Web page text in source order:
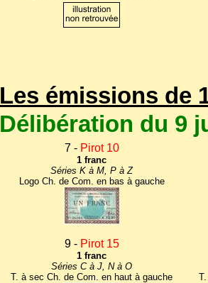
Les émissions de
Délibération du 9
7 - Pirot 10
1 franc
Séries K à M, P à Z
Logo Ch. de Com. en bas à gauche
9 - Pirot 15
1 franc
Séries C à J, N à O
T. à sec Ch. de Com. en haut à gauche